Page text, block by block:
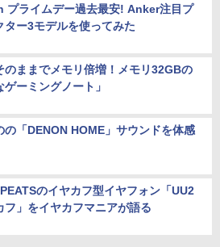
プライムデー過去最安! Anker注目プ
ター3モデルを使ってみた
のままでメモリ倍増！メモリ32GBの
ゲーミングノート」
の「DENON HOME」サウンドを体感
のイヤカフ型イヤフォン「UU2
フ」をイヤカフマニアが語る